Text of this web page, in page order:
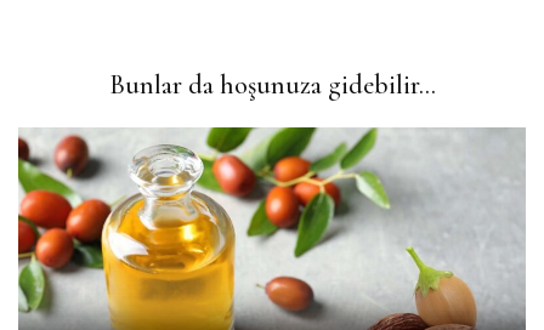
Bunlar da hoşunuza gidebilir...